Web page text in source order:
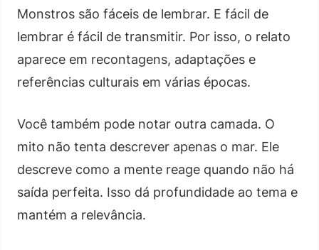
Monstros são fáceis de lembrar. E fácil de
lembrar é fácil de transmitir. Por isso, o relato
aparece em recontagens, adaptações e
referências culturais em várias épocas.
Você também pode notar outra camada. O
mito não tenta descrever apenas o mar. Ele
descreve como a mente reage quando não há
saída perfeita. Isso dá profundidade ao tema e
mantém a relevância.